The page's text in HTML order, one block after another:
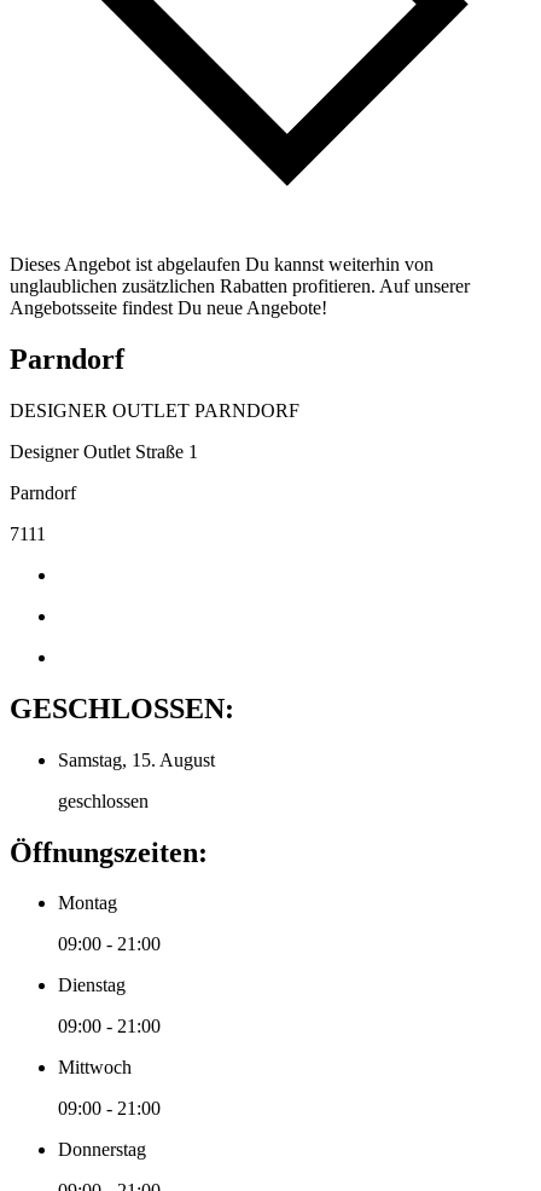
Dieses Angebot ist abgelaufen Du kannst weiterhin von
unglaublichen zusätzlichen Rabatten profitieren. Auf unserer
Angebotsseite findest Du neue Angebote!
Parndorf
DESIGNER OUTLET PARNDORF
Designer Outlet Straße 1
Parndorf
7111
GESCHLOSSEN:
Samstag, 15. August
geschlossen
Öffnungszeiten:
Montag
09:00 - 21:00
Dienstag
09:00 - 21:00
Mittwoch
09:00 - 21:00
Donnerstag